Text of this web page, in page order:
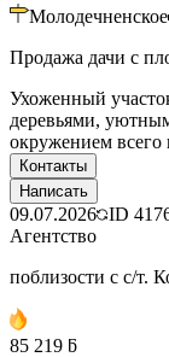
Молодечненское
Продажа дачи с
Ухоженный
деревьями,
окружением
Контакты
Написать
09.07.2026 ID
Агентство
поблизости с с/т.
85 219 ƃ